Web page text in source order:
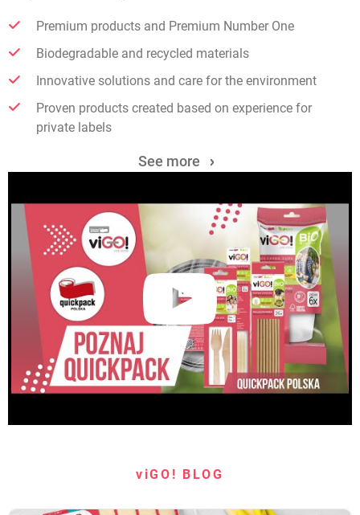
Premium products and Premium Number One
Biodegradable and recycled materials
Innovative solutions and care for the environment
Proven products created based on experience for
private labels
See more